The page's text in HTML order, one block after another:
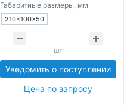
Габаритные размеры, мм
210×100×50
шт
Уведомить о поступлении
Цена по запросу